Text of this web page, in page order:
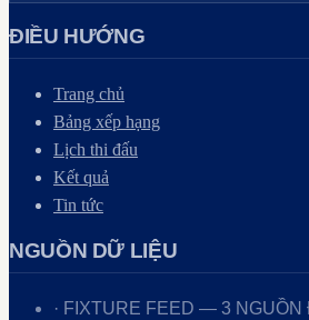
ĐIỀU HƯỚNG
Trang chủ
Bảng xếp hạng
Lịch thi đấu
Kết quả
Tin tức
NGUỒN DỮ LIỆU
· FIXTURE FEED — 3 NGUỒN